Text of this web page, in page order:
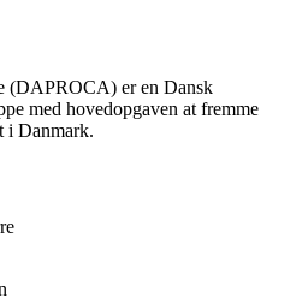
(DAPROCA) er en Dansk
med hovedopgaven at fremme
i Danmark.